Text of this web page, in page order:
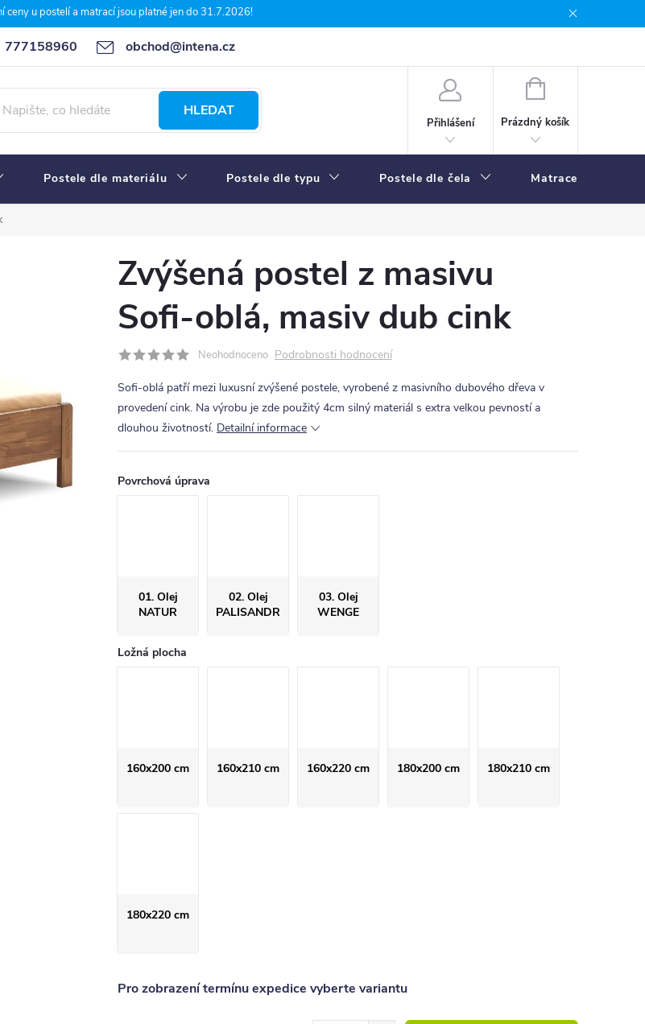
ceny u postelí a matrací jsou platné jen do 31.7.2026!
777158960 obchod@intena.cz
dopravy 7 důvodů, proč nakupit u Intena nábytek
HLEDAT
Přihlášení
NÁKUPNÍ
Prázdný košík
Postele dle materiálu Postele dle typu Postele dle čela Matrace
Zvýšená postel z masivu
Sofi-oblá, masiv dub cink
Neohodnoceno Podrobnosti hodnocení
Sofi-oblá patří mezi luxusní zvýšené postele, vyrobené z masivního dubového dřeva v
provedení cink. Na výrobu je zde použitý 4cm silný materiál s extra velkou pevností a
dlouhou životností. Detailní informace
Povrchová úprava
01. Olej
NATUR
02. Olej
PALISANDR
03. Olej
WENGE
Ložná plocha
160x200 cm 160x210 cm 160x220 cm 180x200 cm 180x210 cm
180x220 cm
Pro zobrazení termínu expedice vyberte variantu